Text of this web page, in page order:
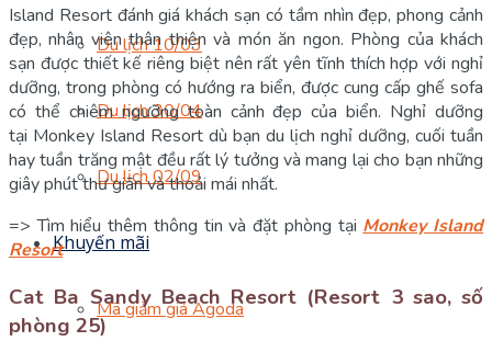
Du lịch 10/03
Du lịch 30/04
Du lịch 02/09
Khuyến mãi
Mã giảm giá Agoda
Island Resort đánh giá khách sạn có tầm nhìn đẹp, phong cảnh
đẹp, nhân viên thân thiện và món ăn ngon. Phòng của khách
sạn được thiết kế riêng biệt nên rất yên tĩnh thích hợp với nghỉ
dưỡng, trong phòng có hướng ra biển, được cung cấp ghế sofa
có thể chiêm ngưỡng toàn cảnh đẹp của biển. Nghỉ dưỡng
tại Monkey Island Resort dù bạn du lịch nghỉ dưỡng, cuối tuần
hay tuần trăng mật đều rất lý tưởng và mang lại cho bạn những
giây phút thư giãn và thoải mái nhất.
=> Tìm hiểu thêm thông tin và đặt phòng tại Monkey Island
Resort
Cat Ba Sandy Beach Resort (Resort 3 sao, số
phòng 25)